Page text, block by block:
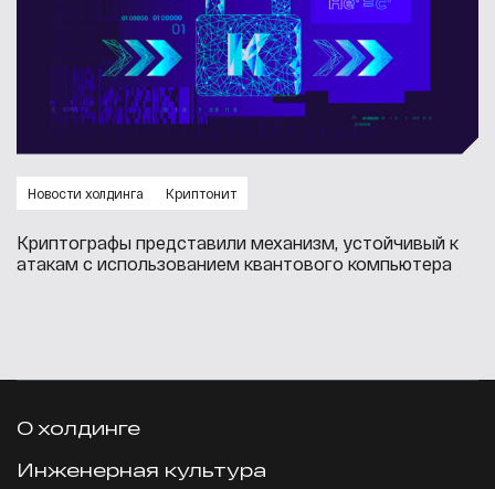
Новости холдинга Криптонит
Криптографы представили механизм, устойчивый к
атакам с использованием квантового компьютера
О холдинге
Инженерная культура